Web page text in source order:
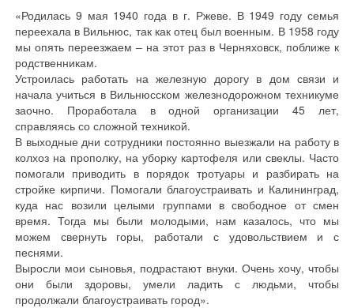
«Родилась 9 мая 1940 года в г. Ржеве. В 1949 году семья
переехала в Вильнюс, так как отец был военным. В 1958 году
мы опять переезжаем – на этот раз в Черняховск, поближе к
родственникам.
Устроилась работать на железную дорогу в дом связи и
начала учиться в Вильнюсском железнодорожном техникуме
заочно. Проработала в одной организации 45 лет,
справляясь со сложной техникой.
В выходные дни сотрудники постоянно выезжали на работу в
колхоз на прополку, на уборку картофеля или свеклы. Часто
помогали приводить в порядок тротуары и разбирать на
стройке кирпичи. Помогали благоустраивать и Калининград,
куда нас возили целыми группами в свободное от смен
время. Тогда мы были молодыми, нам казалось, что мы
можем свернуть горы, работали с удовольствием и с
песнями.
Выросли мои сыновья, подрастают внуки. Очень хочу, чтобы
они были здоровы, умели ладить с людьми, чтобы
продолжали благоустраивать город».